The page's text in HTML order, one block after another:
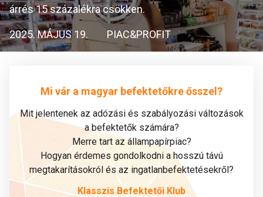
árrés 15 százalékra csökken.
2025. MÁJUS 19. PIAC&PROFIT
Mi vár a magyar befektetőkre ősszel?
Mit jelentenek az adózási és szabályozási változások
a befektetők számára?
Merre tart az állampapírpiac?
Hogyan érdemes gondolkodni a hosszú távú
megtakarításokról és az ingatlanbefektetésekről?
Klasszis Befektetői Klub